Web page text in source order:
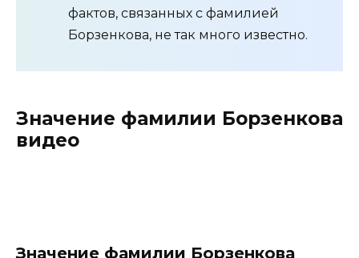
фактов, связанных с фамилией
Борзенкова, не так много известно.
Значение фамилии Борзенкова
видео
Значение фамилии Борзенкова